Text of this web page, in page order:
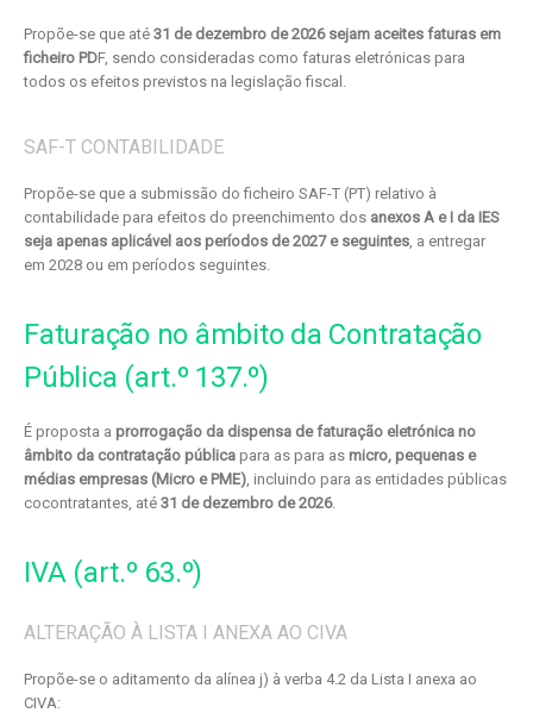
Propõe-se que até 31 de dezembro de 2026 sejam aceites faturas em
ficheiro PDF, sendo consideradas como faturas eletrónicas para
todos os efeitos previstos na legislação fiscal.
SAF-T CONTABILIDADE
Propõe-se que a submissão do ficheiro SAF-T (PT) relativo à
contabilidade para efeitos do preenchimento dos anexos A e I da IES
seja apenas aplicável aos períodos de 2027 e seguintes, a entregar
em 2028 ou em períodos seguintes.
Faturação no âmbito da Contratação
Pública (art.º 137.º)
É proposta a prorrogação da dispensa de faturação eletrónica no
âmbito da contratação pública para as para as micro, pequenas e
médias empresas (Micro e PME), incluindo para as entidades públicas
cocontratantes, até 31 de dezembro de 2026.
IVA (art.º 63.º)
ALTERAÇÃO À LISTA I ANEXA AO CIVA
Propõe-se o aditamento da alínea j) à verba 4.2 da Lista I anexa ao
CIVA: